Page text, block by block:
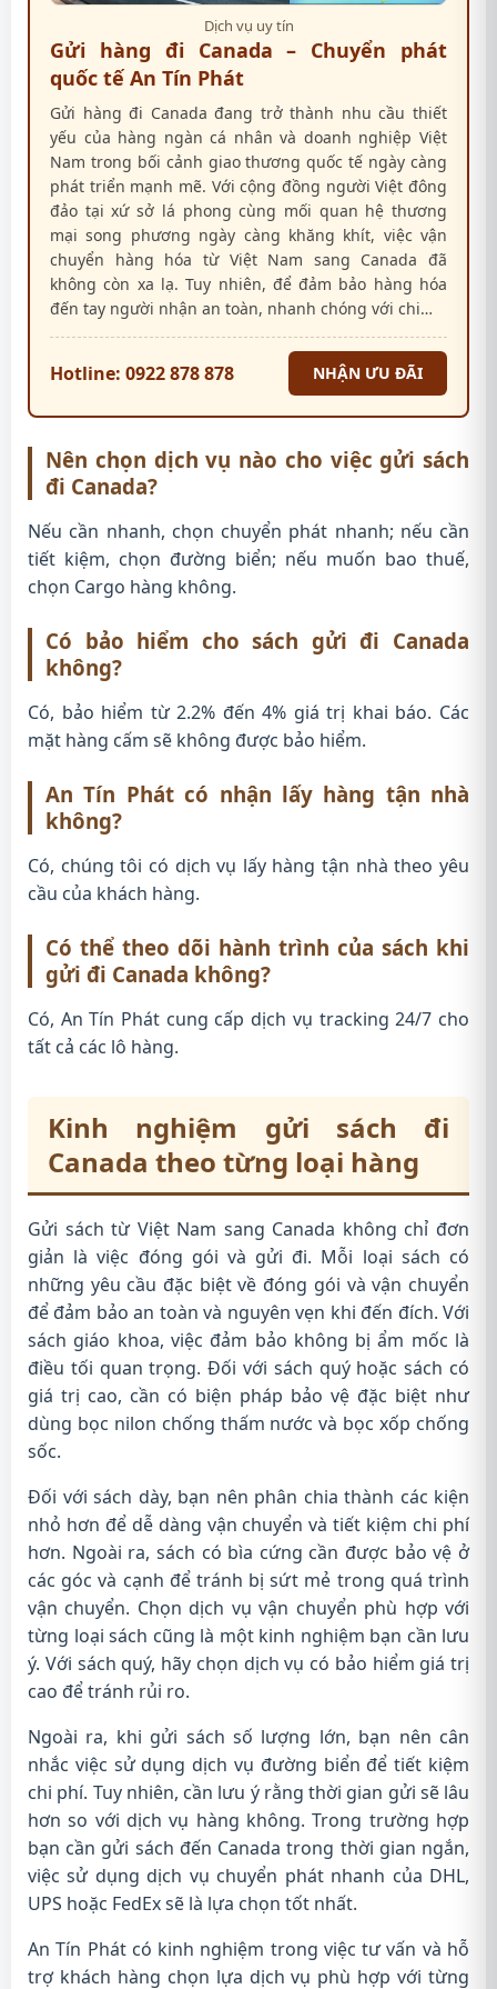
Dịch vụ uy tín
Gửi hàng đi Canada – Chuyển phát
quốc tế An Tín Phát
Gửi hàng đi Canada đang trở thành nhu cầu thiết
yếu của hàng ngàn cá nhân và doanh nghiệp Việt
Nam trong bối cảnh giao thương quốc tế ngày càng
phát triển mạnh mẽ. Với cộng đồng người Việt đông
đảo tại xứ sở lá phong cùng mối quan hệ thương
mại song phương ngày càng khăng khít, việc vận
chuyển hàng hóa từ Việt Nam sang Canada đã
không còn xa lạ. Tuy nhiên, để đảm bảo hàng hóa
đến tay người nhận an toàn, nhanh chóng với chi…
Hotline: 0922 878 878 NHẬN ƯU ĐÃI
Nên chọn dịch vụ nào cho việc gửi sách
đi Canada?
Nếu cần nhanh, chọn chuyển phát nhanh; nếu cần
tiết kiệm, chọn đường biển; nếu muốn bao thuế,
chọn Cargo hàng không.
Có bảo hiểm cho sách gửi đi Canada
không?
Có, bảo hiểm từ 2.2% đến 4% giá trị khai báo. Các
mặt hàng cấm sẽ không được bảo hiểm.
An Tín Phát có nhận lấy hàng tận nhà
không?
Có, chúng tôi có dịch vụ lấy hàng tận nhà theo yêu
cầu của khách hàng.
Có thể theo dõi hành trình của sách khi
gửi đi Canada không?
Có, An Tín Phát cung cấp dịch vụ tracking 24/7 cho
tất cả các lô hàng.
Kinh nghiệm gửi sách đi
Canada theo từng loại hàng
Gửi sách từ Việt Nam sang Canada không chỉ đơn
giản là việc đóng gói và gửi đi. Mỗi loại sách có
những yêu cầu đặc biệt về đóng gói và vận chuyển
để đảm bảo an toàn và nguyên vẹn khi đến đích. Với
sách giáo khoa, việc đảm bảo không bị ẩm mốc là
điều tối quan trọng. Đối với sách quý hoặc sách có
giá trị cao, cần có biện pháp bảo vệ đặc biệt như
dùng bọc nilon chống thấm nước và bọc xốp chống
sốc.
Đối với sách dày, bạn nên phân chia thành các kiện
nhỏ hơn để dễ dàng vận chuyển và tiết kiệm chi phí
hơn. Ngoài ra, sách có bìa cứng cần được bảo vệ ở
các góc và cạnh để tránh bị sứt mẻ trong quá trình
vận chuyển. Chọn dịch vụ vận chuyển phù hợp với
từng loại sách cũng là một kinh nghiệm bạn cần lưu
ý. Với sách quý, hãy chọn dịch vụ có bảo hiểm giá trị
cao để tránh rủi ro.
Ngoài ra, khi gửi sách số lượng lớn, bạn nên cân
nhắc việc sử dụng dịch vụ đường biển để tiết kiệm
chi phí. Tuy nhiên, cần lưu ý rằng thời gian gửi sẽ lâu
hơn so với dịch vụ hàng không. Trong trường hợp
bạn cần gửi sách đến Canada trong thời gian ngắn,
việc sử dụng dịch vụ chuyển phát nhanh của DHL,
UPS hoặc FedEx sẽ là lựa chọn tốt nhất.
An Tín Phát có kinh nghiệm trong việc tư vấn và hỗ
trợ khách hàng chọn lựa dịch vụ phù hợp với từng